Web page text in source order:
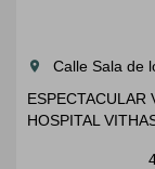
room
Calle Sala de
ESPECTACULAR
HOSPITAL